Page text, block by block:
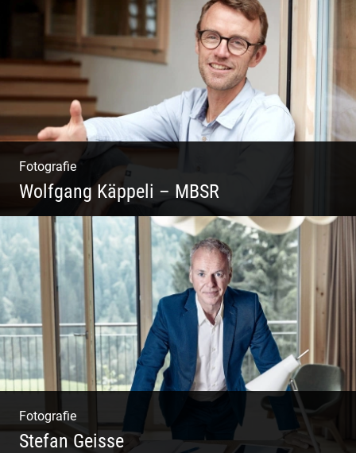
Fotografie
Wolfgang Käppeli – MBSR
Shooting: Achtsamkeitstrainer
Fotografie
Stefan Geisse